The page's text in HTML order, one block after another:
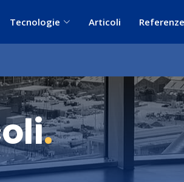
Tecnologie Articoli Referenze
.